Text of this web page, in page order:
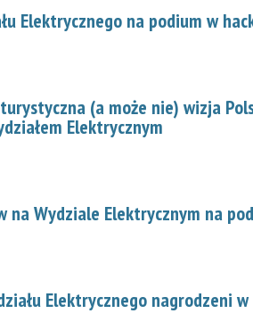
Elektrycznego na podium w
(a może nie) wizja
Elektrycznym
na Wydziale Elektrycznym na
Elektrycznego nagrodzeni